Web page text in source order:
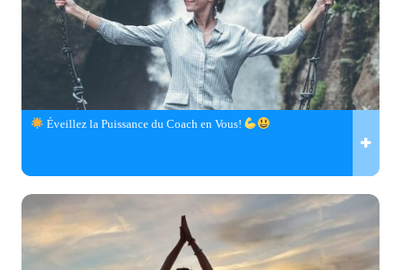
Éveillez la Puissance du Coach en Vous!